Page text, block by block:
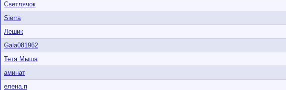
Светлячок
Sierra
Лешик
Gala081962
Тетя Мыша
аминат
елена.п